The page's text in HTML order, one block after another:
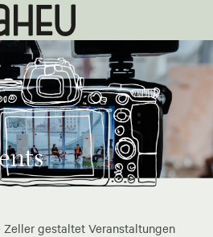
Zeller gestaltet Veranstaltungen